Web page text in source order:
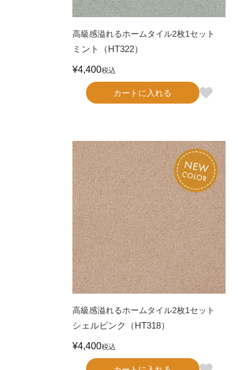
高級感溢れるホームタイル2枚1セット
ミント（HT322）
¥4,400税込
カートに入れる
高級感溢れるホームタイル2枚1セット
シェルピンク（HT318）
¥4,400税込